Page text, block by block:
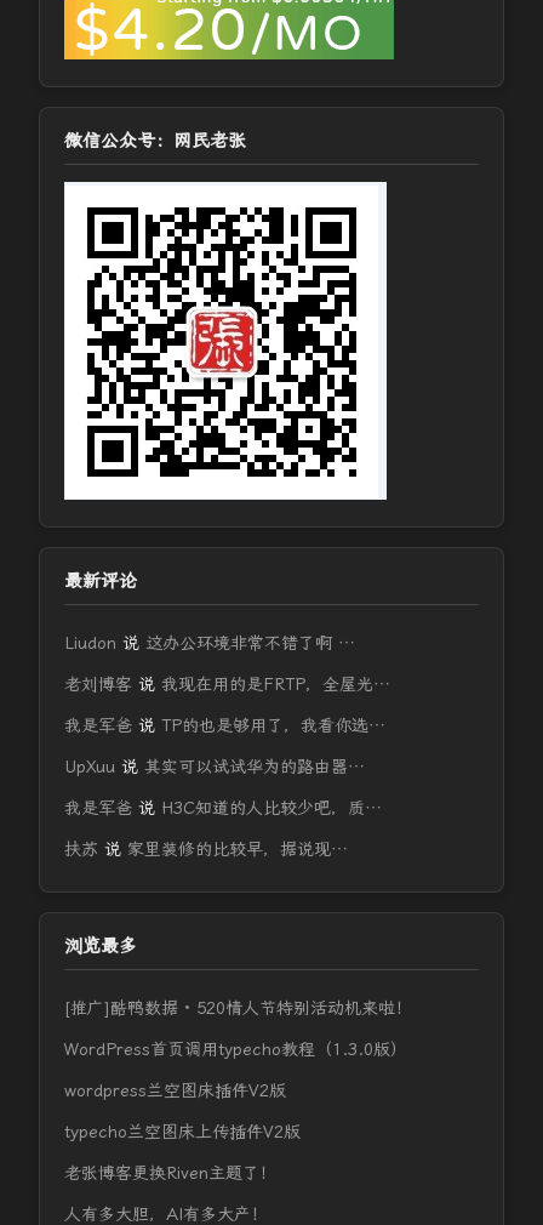
微信公众号：网民老张
最新评论
Liudon 说 这办公环境非常不错了啊 …
老刘博客 说 我现在用的是FRTP，全屋光…
我是军爸 说 TP的也是够用了，我看你选…
UpXuu 说 其实可以试试华为的路由器…
我是军爸 说 H3C知道的人比较少吧，质…
扶苏 说 家里装修的比较早，据说现…
浏览最多
[推广]酷鸭数据 · 520情人节特别活动机来啦！
WordPress首页调用typecho教程（1.3.0版）
wordpress兰空图床插件V2版
typecho兰空图床上传插件V2版
老张博客更换Riven主题了！
人有多大胆，AI有多大产！